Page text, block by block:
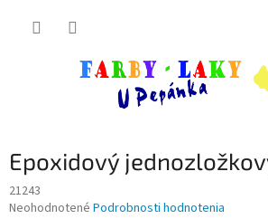
Epoxidový
21243
Priemerné
Neohodnotené Podrobnosti hodnotenia